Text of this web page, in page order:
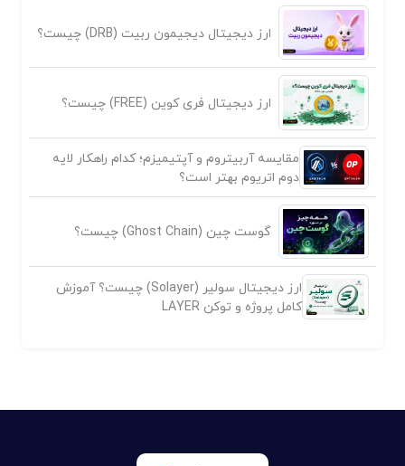
ارز دیجیتال دیجیمون ربیت (DRB) چیست؟
ارز دیجیتال فری کوین (FREE) چیست؟
مقایسه آربیتروم و آپتیمیزم؛ کدام راهکار لایه
دوم اتریوم بهتر است؟
گوست چین (Ghost Chain) چیست؟
ارز دیجیتال سولیر (Solayer) چیست؟ آموزش
کامل پروژه و توکن LAYER